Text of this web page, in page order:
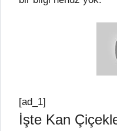
[ad_1]
İşte Kan